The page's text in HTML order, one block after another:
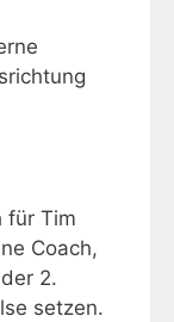
für Tim
Coach,
2.
setzen.